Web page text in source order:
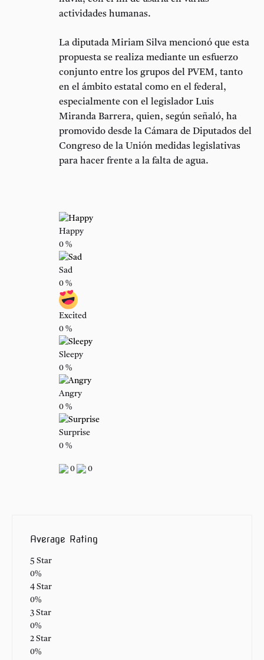
actividades humanas.
La diputada Miriam Silva mencionó que esta
propuesta se realiza mediante un esfuerzo
conjunto entre los grupos del PVEM, tanto
en el ámbito estatal como en el federal,
especialmente con el legislador Luis
Miranda Barrera, quien, según señaló, ha
promovido desde la Cámara de Diputados del
Congreso de la Unión medidas legislativas
para hacer frente a la falta de agua.
Happy
0 %
Sad
0 %
Excited
0 %
Sleepy
0 %
Angry
0 %
Surprise
0 %
0 0
Average Rating
5 Star
0%
4 Star
0%
3 Star
0%
2 Star
0%